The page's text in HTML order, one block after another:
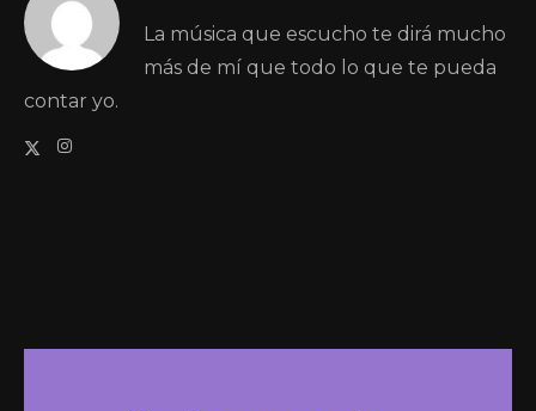
La música que escucho te dirá mucho
más de mí que todo lo que te pueda
contar yo.